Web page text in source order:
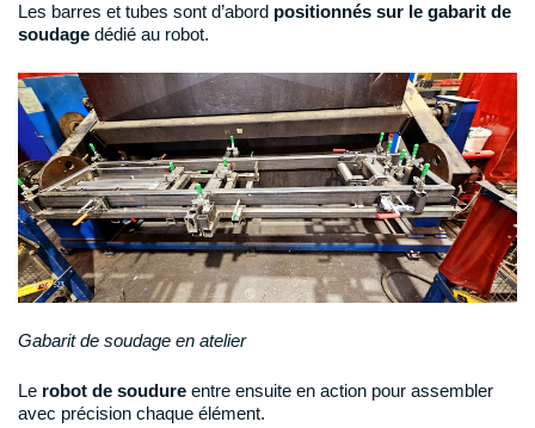
Les barres et tubes sont d’abord positionnés sur le gabarit de
soudage dédié au robot.
Gabarit de soudage en atelier
Le robot de soudure entre ensuite en action pour assembler
avec précision chaque élément.